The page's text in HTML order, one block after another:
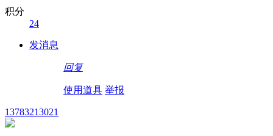
积分
24
发消息
回复
使用道具 举报
13783213021